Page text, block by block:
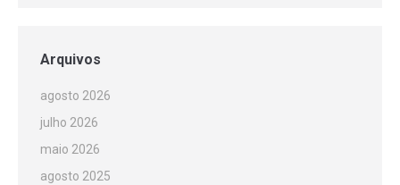
Arquivos
agosto 2026
julho 2026
maio 2026
agosto 2025